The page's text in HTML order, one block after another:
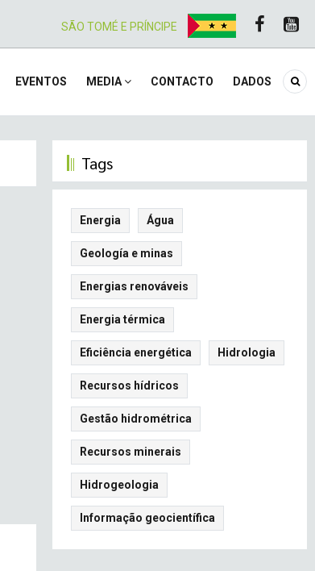
SÃO TOMÉ E PRÍNCIPE
EVENTOS MEDIA CONTACTO DADOS
Tags
Energia Água
Geología e minas
Energias renováveis
Energia térmica
Eficiência energética Hidrologia
Recursos hídricos
Gestão hidrométrica
Recursos minerais
Hidrogeologia
Informação geocientífica